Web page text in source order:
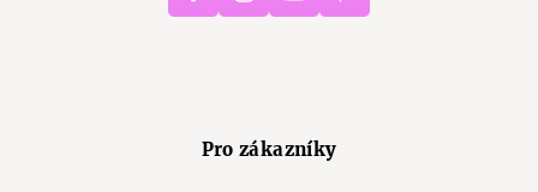
Pro zákazníky